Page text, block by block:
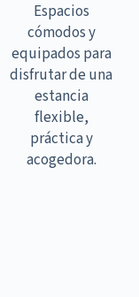
Espacios
cómodos y
equipados para
disfrutar de una
estancia
flexible,
práctica y
acogedora.